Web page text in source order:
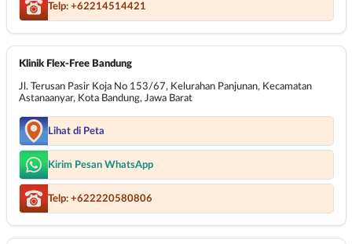
Telp: +62214514421
Klinik Flex-Free Bandung
Jl. Terusan Pasir Koja No 153/67, Kelurahan Panjunan, Kecamatan
Astanaanyar, Kota Bandung, Jawa Barat
Lihat di Peta
Kirim Pesan WhatsApp
Telp: +622220580806